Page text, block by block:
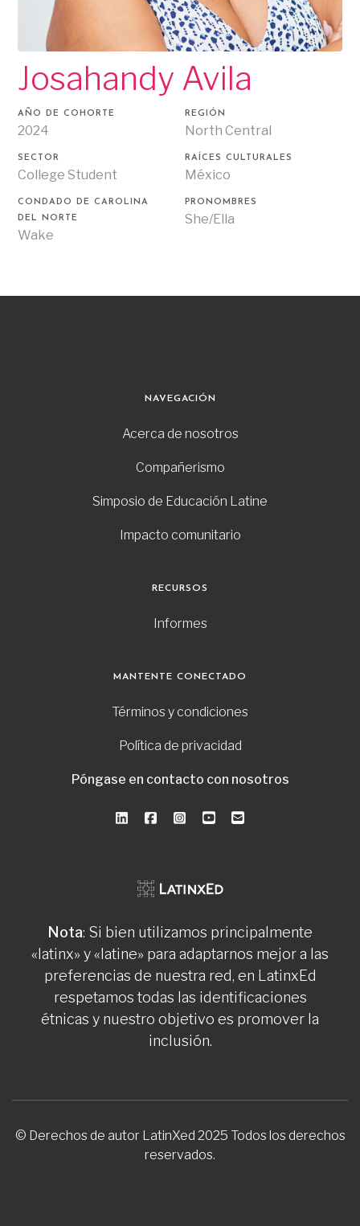
Josahandy Avila
AÑO DE COHORTE
2024
REGIÓN
North Central
SECTOR
College Student
RAÍCES CULTURALES
México
CONDADO DE CAROLINA
DEL NORTE
Wake
PRONOMBRES
She/Ella
Nota: Si bien utilizamos principalmente
«latinx» y «latine» para adaptarnos mejor a las
preferencias de nuestra red, en LatinxEd
respetamos todas las identificaciones
étnicas y nuestro objetivo es promover la
inclusión.
NAVEGACIÓN
Acerca de nosotros
Compañerismo
Simposio de Educación Latine
Impacto comunitario
RECURSOS
Informes
MANTENTE CONECTADO
Términos y condiciones
Política de privacidad
Póngase en contacto con nosotros
© Derechos de autor LatinXed 2025 Todos los derechos
reservados.